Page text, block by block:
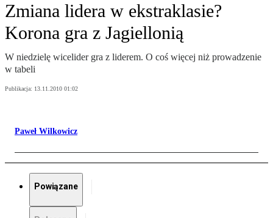
Zmiana lidera w ekstraklasie?
Korona gra z Jagiellonią
W niedzielę wicelider gra z liderem. O coś więcej niż prowadzenie
w tabeli
Publikacja: 13.11.2010 01:02
Paweł Wilkowicz
Powiązane